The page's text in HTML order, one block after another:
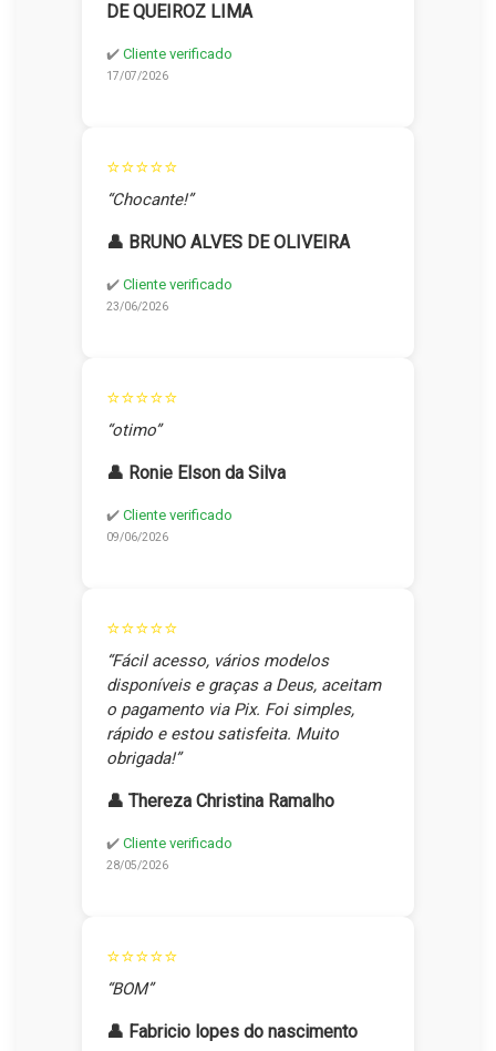
DE QUEIROZ LIMA
✔️ Cliente verificado
17/07/2026
⭐⭐⭐⭐⭐
“Chocante!”
👤 BRUNO ALVES DE OLIVEIRA
✔️ Cliente verificado
23/06/2026
⭐⭐⭐⭐⭐
“otimo”
👤 Ronie Elson da Silva
✔️ Cliente verificado
09/06/2026
⭐⭐⭐⭐⭐
“Fácil acesso, vários modelos
disponíveis e graças a Deus, aceitam
o pagamento via Pix. Foi simples,
rápido e estou satisfeita. Muito
obrigada!”
👤 Thereza Christina Ramalho
✔️ Cliente verificado
28/05/2026
⭐⭐⭐⭐⭐
“BOM”
👤 Fabricio lopes do nascimento